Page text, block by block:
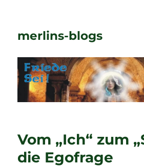
merlins-blogs
Vom „Ich“ zum
die Egofrage